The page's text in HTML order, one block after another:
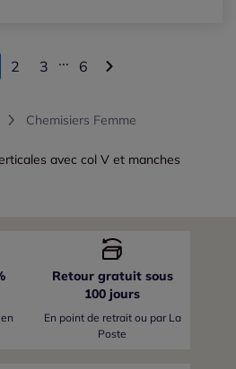
2 3 ... 6
Chemisiers Femme
avec col V et manches
Retour gratuit sous
100 jours
En point de retrait ou par La
Poste